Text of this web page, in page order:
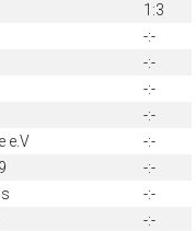
1:3
-:-
-:-
-:-
-:-
e.V
-:-
-:-
-:-
-:-